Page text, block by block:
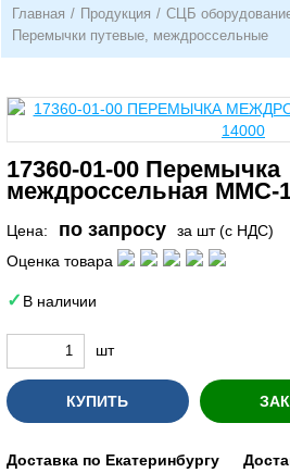
Главная / Продукция / СЦБ
Перемычки путевые, междроссельные
17360-01-00 Перемычка
междроссельная ММС-
Цена: по запросу
за шт (с НДС)
Оценка товара
В наличии
шт
КУПИТЬ
Доставка по Екатеринбургу